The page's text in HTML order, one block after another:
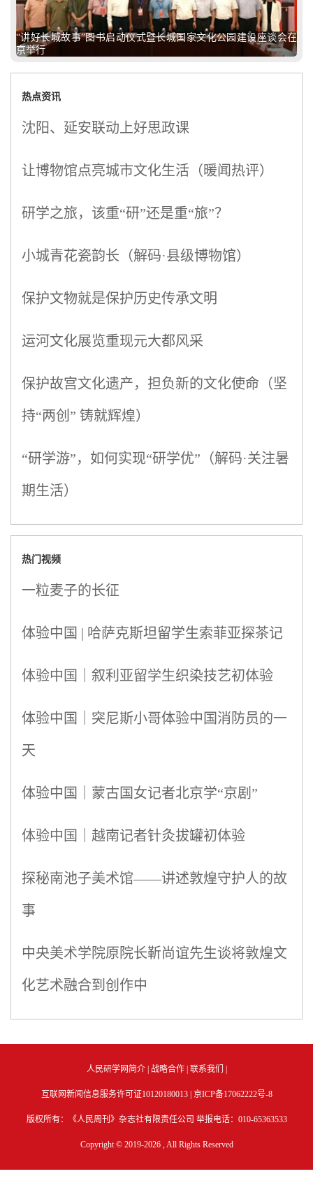
“讲好长城故事”图书启动仪式暨长城国家文化公园建设座谈会在
京举行
热点资讯
沈阳、延安联动上好思政课
让博物馆点亮城市文化生活（暖闻热评）
研学之旅，该重“研”还是重“旅”？
小城青花瓷韵长（解码·县级博物馆）
保护文物就是保护历史传承文明
运河文化展览重现元大都风采
保护故宫文化遗产，担负新的文化使命（坚
持“两创” 铸就辉煌）
“研学游”，如何实现“研学优”（解码·关注暑
期生活）
热门视频
一粒麦子的长征
体验中国 | 哈萨克斯坦留学生索菲亚探茶记
体验中国｜叙利亚留学生织染技艺初体验
体验中国｜突尼斯小哥体验中国消防员的一
天
体验中国｜蒙古国女记者北京学“京剧”
体验中国｜越南记者针灸拔罐初体验
探秘南池子美术馆——讲述敦煌守护人的故
事
中央美术学院原院长靳尚谊先生谈将敦煌文
化艺术融合到创作中
人民研学网简介| 战略合作| 联系我们
互联网新闻信息服务许可证10120180013 | 京ICP备17062222号-8
版权所有：《人民周刊》杂志社有限责任公司 举报电话：010-65363533
Copyright © 2019-2026 , All Rights Reserved